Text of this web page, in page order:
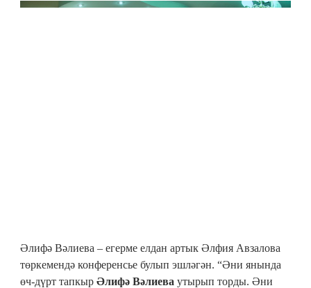
Әлифә Вәлиева – егерме елдан артык Әлфия Авзалова
төркемендә конференсье булып эшләгән. “Әни янында
өч-дүрт тапкыр Әлифә Вәлиева утырып торды. Әни